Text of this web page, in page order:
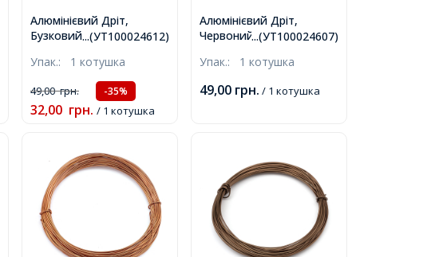
...(УТ100024612)
Алюмінієвий Дріт,
Бузковий, близько
Упак.: 1 котушка
49,00грн. -35%
32,00 грн. / 1 котушка
...(УТ100024607)
Алюмінієвий Дріт,
Червоний, 0.8мм,
Упак.: 1 котушка
49,00 грн. / 1 котушка